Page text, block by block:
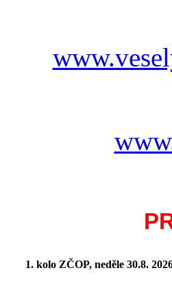
1. kolo ZČOP, neděle 30.8.